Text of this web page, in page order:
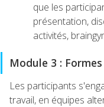
que les
présentation,
activités,
Module 3 :
Les participants
travail, en équipes